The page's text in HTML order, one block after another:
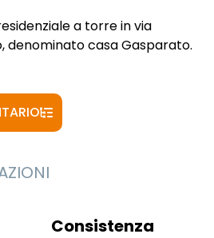
a torre in via
denominato casa Gasparato.
Consistenza